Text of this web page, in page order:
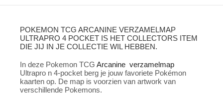
POKEMON TCG ARCANINE VERZAMELMAP
ULTRAPRO 4 POCKET IS HET COLLECTORS ITEM
DIE JIJ IN JE COLLECTIE WIL HEBBEN.
In deze Pokemon TCG Arcanine verzamelmap
Ultrapro n 4-pocket berg je jouw favoriete Pokémon
kaarten op. De map is voorzien van artwork van
verschillende Pokemons.